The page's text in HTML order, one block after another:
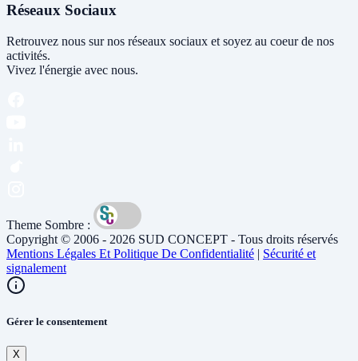
Réseaux Sociaux
Retrouvez nous sur nos réseaux sociaux et soyez au coeur de nos
activités.
Vivez l'énergie avec nous.
Theme Sombre :
Copyright © 2006 - 2026 SUD CONCEPT - Tous droits réservés
Mentions Légales Et Politique De Confidentialité | Sécurité et
signalement
Gérer le consentement
X